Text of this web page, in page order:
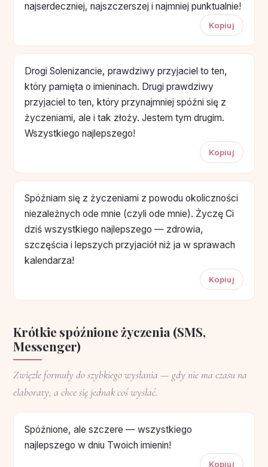
najserdeczniej, najszczerszej i najmniej punktualnie!
Kopiuj
Drogi Solenizancie, prawdziwy przyjaciel to ten,
który pamięta o imieninach. Drugi prawdziwy
przyjaciel to ten, który przynajmniej spóźni się z
życzeniami, ale i tak złoży. Jestem tym drugim.
Wszystkiego najlepszego!
Kopiuj
Spóźniam się z życzeniami z powodu okoliczności
niezależnych ode mnie (czyli ode mnie). Życzę Ci
dziś wszystkiego najlepszego — zdrowia,
szczęścia i lepszych przyjaciół niż ja w sprawach
kalendarza!
Kopiuj
Krótkie spóźnione życzenia (SMS,
Messenger)
Zwięzłe formuły do szybkiego wysłania — gdy nie ma czasu na
elaboraty, a chce się jednak coś wysłać.
Spóźnione, ale szczere — wszystkiego
najlepszego w dniu Twoich imienin!
Kopiuj